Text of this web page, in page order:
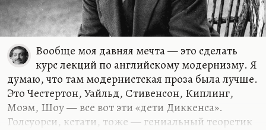
Вообще моя давняя мечта — это сделать
курс лекций по английскому модернизму. Я
думаю, что там модернистская проза была лучше.
Это Честертон, Уайльд, Стивенсон, Киплинг,
Моэм, Шоу — все вот эти «дети Диккенса».
Голсуорси, кстати, тоже — гениальный теоретик